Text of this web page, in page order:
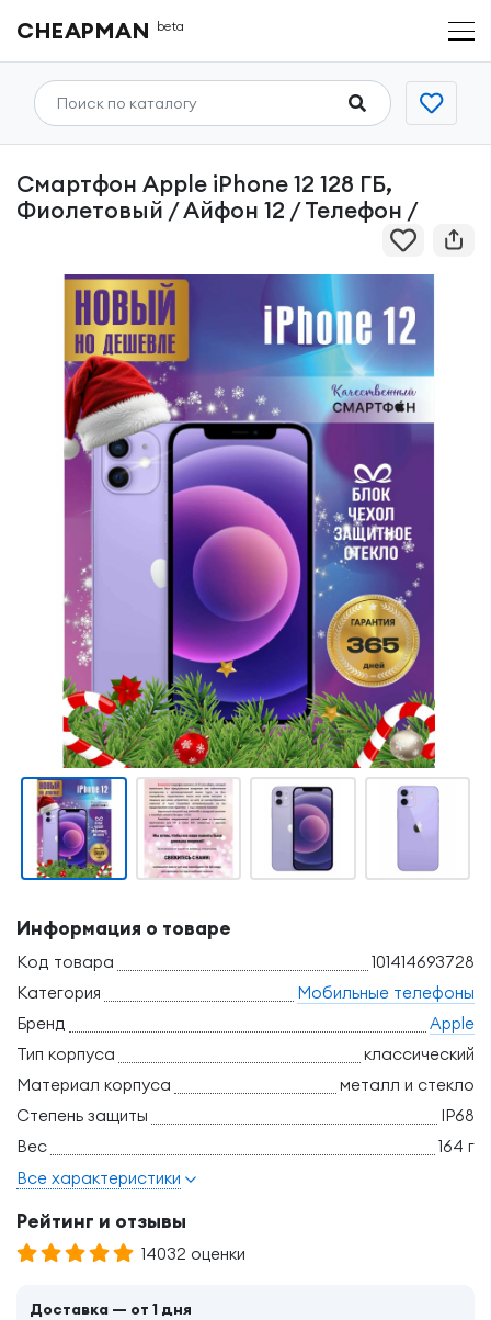
CHEAPMAN beta
Смартфон Apple iPhone 12 128 ГБ,
Фиолетовый / Айфон 12 / Телефон /
Информация о товаре
Код товара
101414693728
Категория
Мобильные телефоны
Бренд
Apple
Тип корпуса
классический
Материал корпуса
металл и стекло
Степень защиты
IP68
Вес
164 г
Все характеристики
Рейтинг и отзывы
14032 оценки
Доставка — от 1 дня